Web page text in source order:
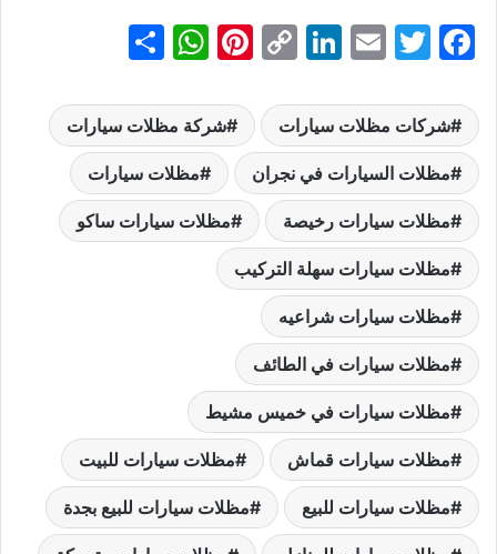
F
c
e
b
o
o
k
T
itt
er
E
ai
l
Li
k
e
dI
n
C
p
y
Li
n
k
Pi
er
e
st
W
at
s
A
p
p
ar
e
شركات مظلات سيارات شركة مظلات سيارات
مظلات السيارات في نجران مظلات سيارات
مظلات سيارات رخيصة مظلات سيارات ساكو
مظلات سيارات سهلة التركيب
مظلات سيارات شراعيه
مظلات سيارات في الطائف
مظلات سيارات في خميس مشيط
مظلات سيارات قماش مظلات سيارات للبيت
مظلات سيارات للبيع مظلات سيارات للبيع بجدة